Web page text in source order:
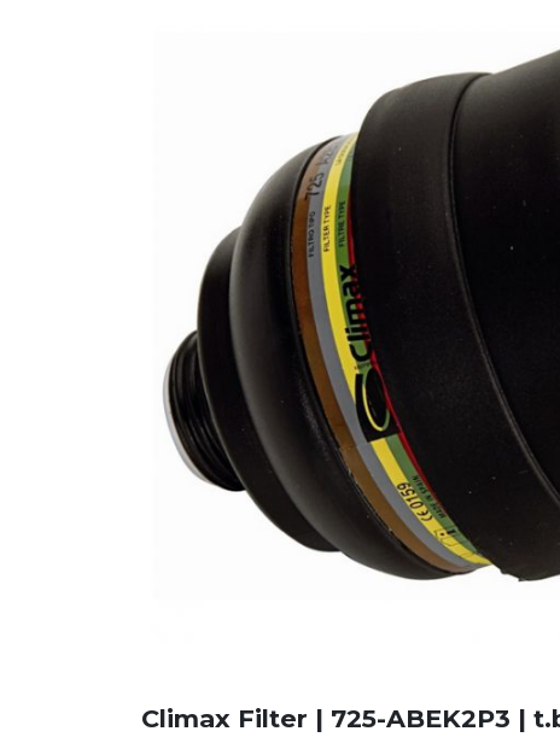
Climax Filter | 725-ABEK2P3 |